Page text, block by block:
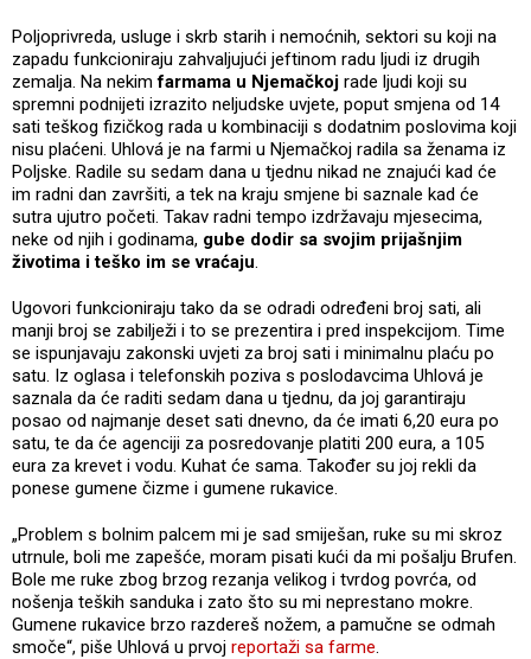
Poljoprivreda, usluge i skrb starih i nemoćnih, sektori su koji na
zapadu funkcioniraju zahvaljujući jeftinom radu ljudi iz drugih
zemalja. Na nekimfarmama u Njemačkoj rade ljudi koji su
spremni podnijeti izrazito neljudske uvjete, poput smjena od 14
sati teškog fizičkog rada u kombinaciji s dodatnim poslovima koji
nisu plaćeni. Uhlová je na farmi u Njemačkoj radila sa ženama iz
Poljske. Radile su sedam dana u tjednu nikad ne znajući kad će
im radni dan završiti, a tek na kraju smjene bi saznale kad će
sutra ujutro početi. Takav radni tempo izdržavaju mjesecima,
neke od njih i godinama, gube dodir sa svojim prijašnjim
životima i teško im se vraćaju.
Ugovori funkcioniraju tako da se odradi određeni broj sati, ali
manji broj se zabilježi i to se prezentira i pred inspekcijom. Time
se ispunjavaju zakonski uvjeti za broj sati i minimalnu plaću po
satu. Iz oglasa i telefonskih poziva s poslodavcima Uhlová je
saznala da će raditi sedam dana u tjednu, da joj garantiraju
posao od najmanje deset sati dnevno, da će imati 6,20 eura po
satu, te da će agenciji za posredovanje platiti 200 eura, a 105
eura za krevet i vodu. Kuhat će sama. Također su joj rekli da
ponese gumene čizme i gumene rukavice.
„Problem s bolnim palcem mi je sad smiješan, ruke su mi skroz
utrnule, boli me zapešće, moram pisati kući da mi pošalju Brufen.
Bole me ruke zbog brzog rezanja velikog i tvrdog povrća, od
nošenja teških sanduka i zato što su mi neprestano mokre.
Gumene rukavice brzo razdereš nožem, a pamučne se odmah
smoče“, piše Uhlová u prvoj reportaži sa farme.